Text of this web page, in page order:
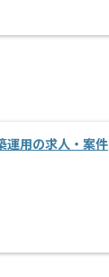
運用の求人・案件